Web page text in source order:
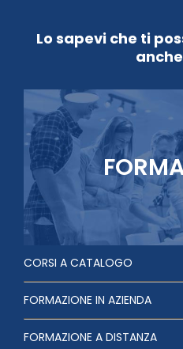
Lo sapevi che ti
CORSI A CATALOGO
FORMAZIONE IN AZIENDA
FORMAZIONE A DISTANZA